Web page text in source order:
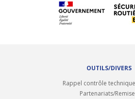
OUTILS/DIVERS
Rappel contrôle
Partenariats/